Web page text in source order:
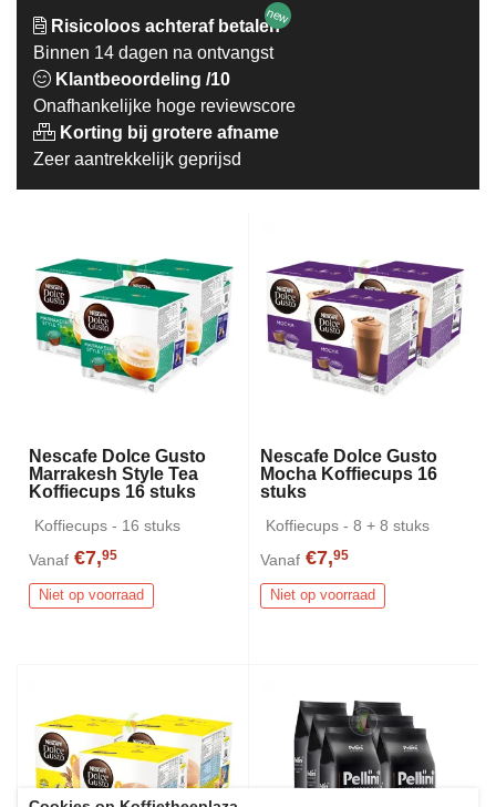
Risicoloos achteraf betalen
Binnen 14 dagen na ontvangst
new
Klantbeoordeling /10
Onafhankelijke hoge reviewscore
Korting bij grotere afname
Zeer aantrekkelijk geprijsd
Nescafe Dolce Gusto
Marrakesh Style Tea
Koffiecups 16 stuks
Koffiecups - 16 stuks
Vanaf €7,95
Niet op voorraad
Nescafe Dolce Gusto
Mocha Koffiecups 16
stuks
Koffiecups - 8 + 8 stuks
Vanaf €7,95
Niet op voorraad